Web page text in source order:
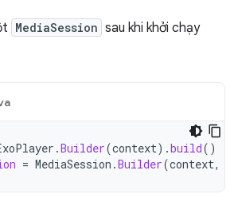
MediaSession sau khi khởi chạy
.Builder(context).build()
= MediaSession .Builder(context,